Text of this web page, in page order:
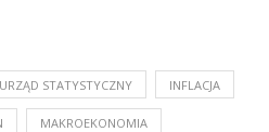
STATYSTYCZNY INFLACJA
MAKROEKONOMIA